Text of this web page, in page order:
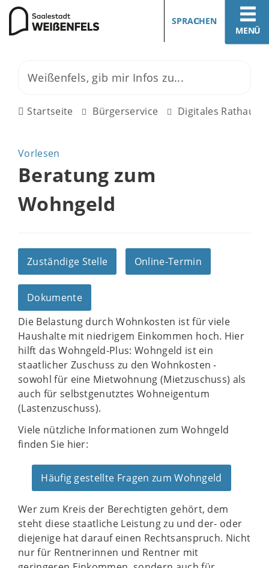
MENÜ
SPRACHEN
Startseite Bürgerservice Digitales Rathaus
Vorlesen
Beratung zum
Wohngeld
Zuständige Stelle Online-Termin
Dokumente
Die Belastung durch Wohnkosten ist für viele
Haushalte mit niedrigem Einkommen hoch. Hier
hilft das Wohngeld-Plus: Wohngeld ist ein
staatlicher Zuschuss zu den Wohnkosten -
sowohl für eine Mietwohnung (Mietzuschuss) als
auch für selbstgenutztes Wohneigentum
(Lastenzuschuss).
Viele nützliche Informationen zum Wohngeld
finden Sie hier:
Häufig gestellte Fragen zum Wohngeld
Wer zum Kreis der Berechtigten gehört, dem
steht diese staatliche Leistung zu und der- oder
diejenige hat darauf einen Rechtsanspruch. Nicht
nur für Rentnerinnen und Rentner mit